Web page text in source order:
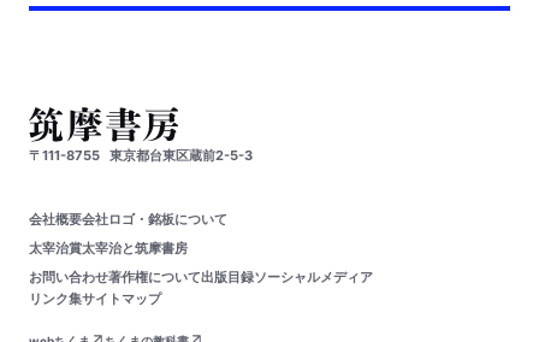
〒111-8755 東京都台東区蔵前2-5-3
会社概要会社ロゴ・銘板について
太宰治賞太宰治と筑摩書房
お問い合わせ著作権について出版目録ソーシャルメディア
リンク集サイトマップ